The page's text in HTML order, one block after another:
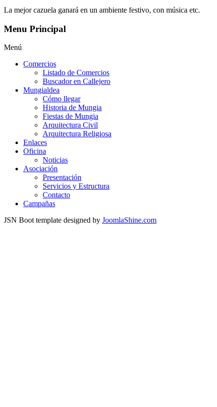
La mejor cazuela ganará en un ambiente festivo, con música etc.
Menu Principal
Menú
Comercios
Listado de Comercios
Buscador en Callejero
Mungialdea
Cómo llegar
Historia de Mungia
Fiestas de Mungia
Arquitectura Civil
Arquitectura Religiosa
Enlaces
Oficina
Noticias
Asociación
Presentación
Servicios y Estructura
Contacto
Campañas
JSN Boot template designed by JoomlaShine.com